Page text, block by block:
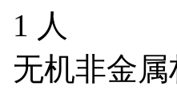
1 人
无机非金